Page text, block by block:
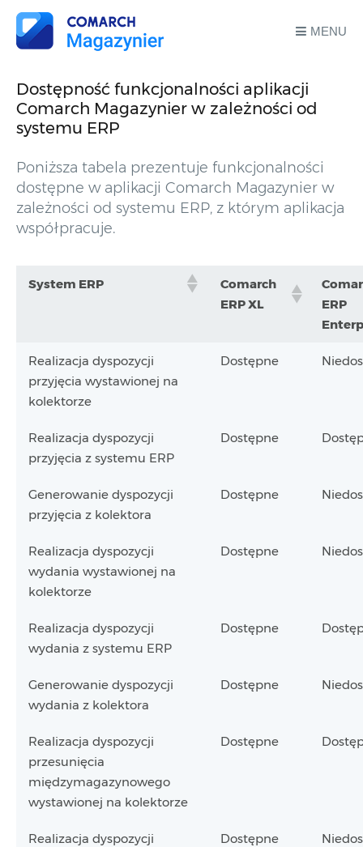
MENU
Dostępność funkcjonalności aplikacji
Comarch Magazynier w zależności od
systemu ERP
Poniższa tabela prezentuje funkcjonalności
dostępne w aplikacji Comarch Magazynier w
zależności od systemu ERP, z którym aplikacja
współpracuje.
System ERP
Comarch
ERP XL
ERP
Realizacja dyspozycji
przyjęcia wystawionej na
kolektorze
Dostępne
Realizacja dyspozycji
przyjęcia z systemu ERP
Dostępne
Generowanie dyspozycji
przyjęcia z kolektora
Dostępne
Realizacja dyspozycji
wydania wystawionej na
kolektorze
Dostępne
Realizacja dyspozycji
wydania z systemu ERP
Dostępne
Generowanie dyspozycji
wydania z kolektora
Dostępne
Realizacja dyspozycji
przesunięcia
międzymagazynowego
wystawionej na kolektorze
Dostępne
Realizacja dyspozycji
Dostępne